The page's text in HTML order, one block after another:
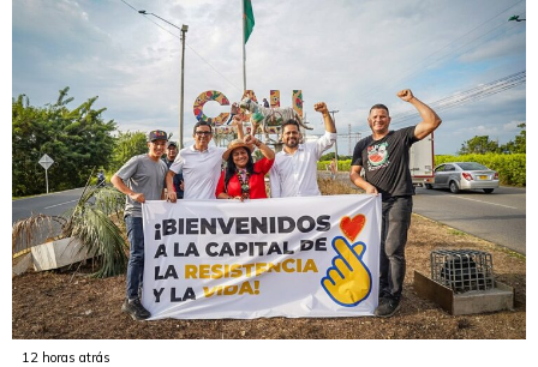
12 horas atrás